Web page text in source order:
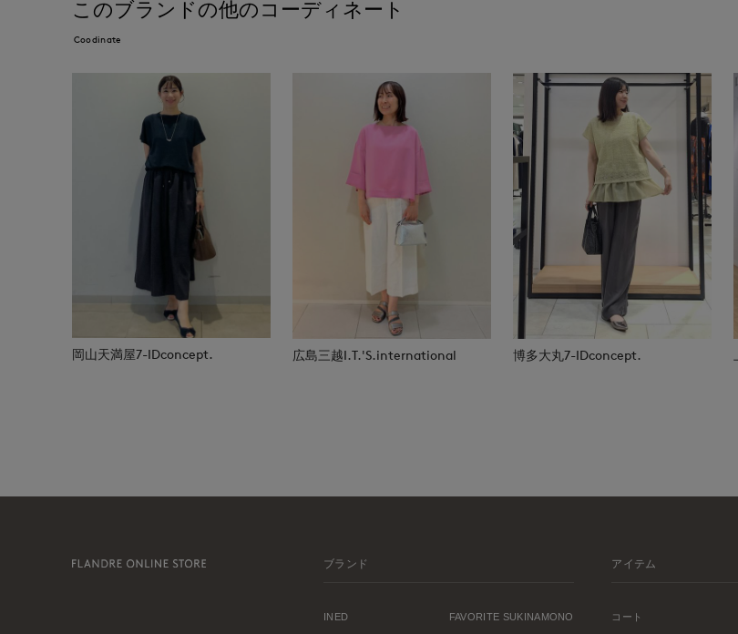
このブランドの他のコーディネート
Coodinate
岡山天満屋7-IDconcept. 広島三越I.T.'S.international 博多大丸7-IDconcept.
ブランド
INED FAVORITE SUKINAMONO
アイテム
コート